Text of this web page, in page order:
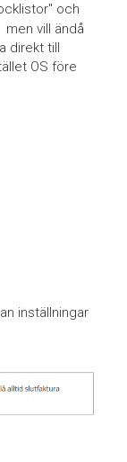
och
men vill ändå
direkt till
OS före
inställningar